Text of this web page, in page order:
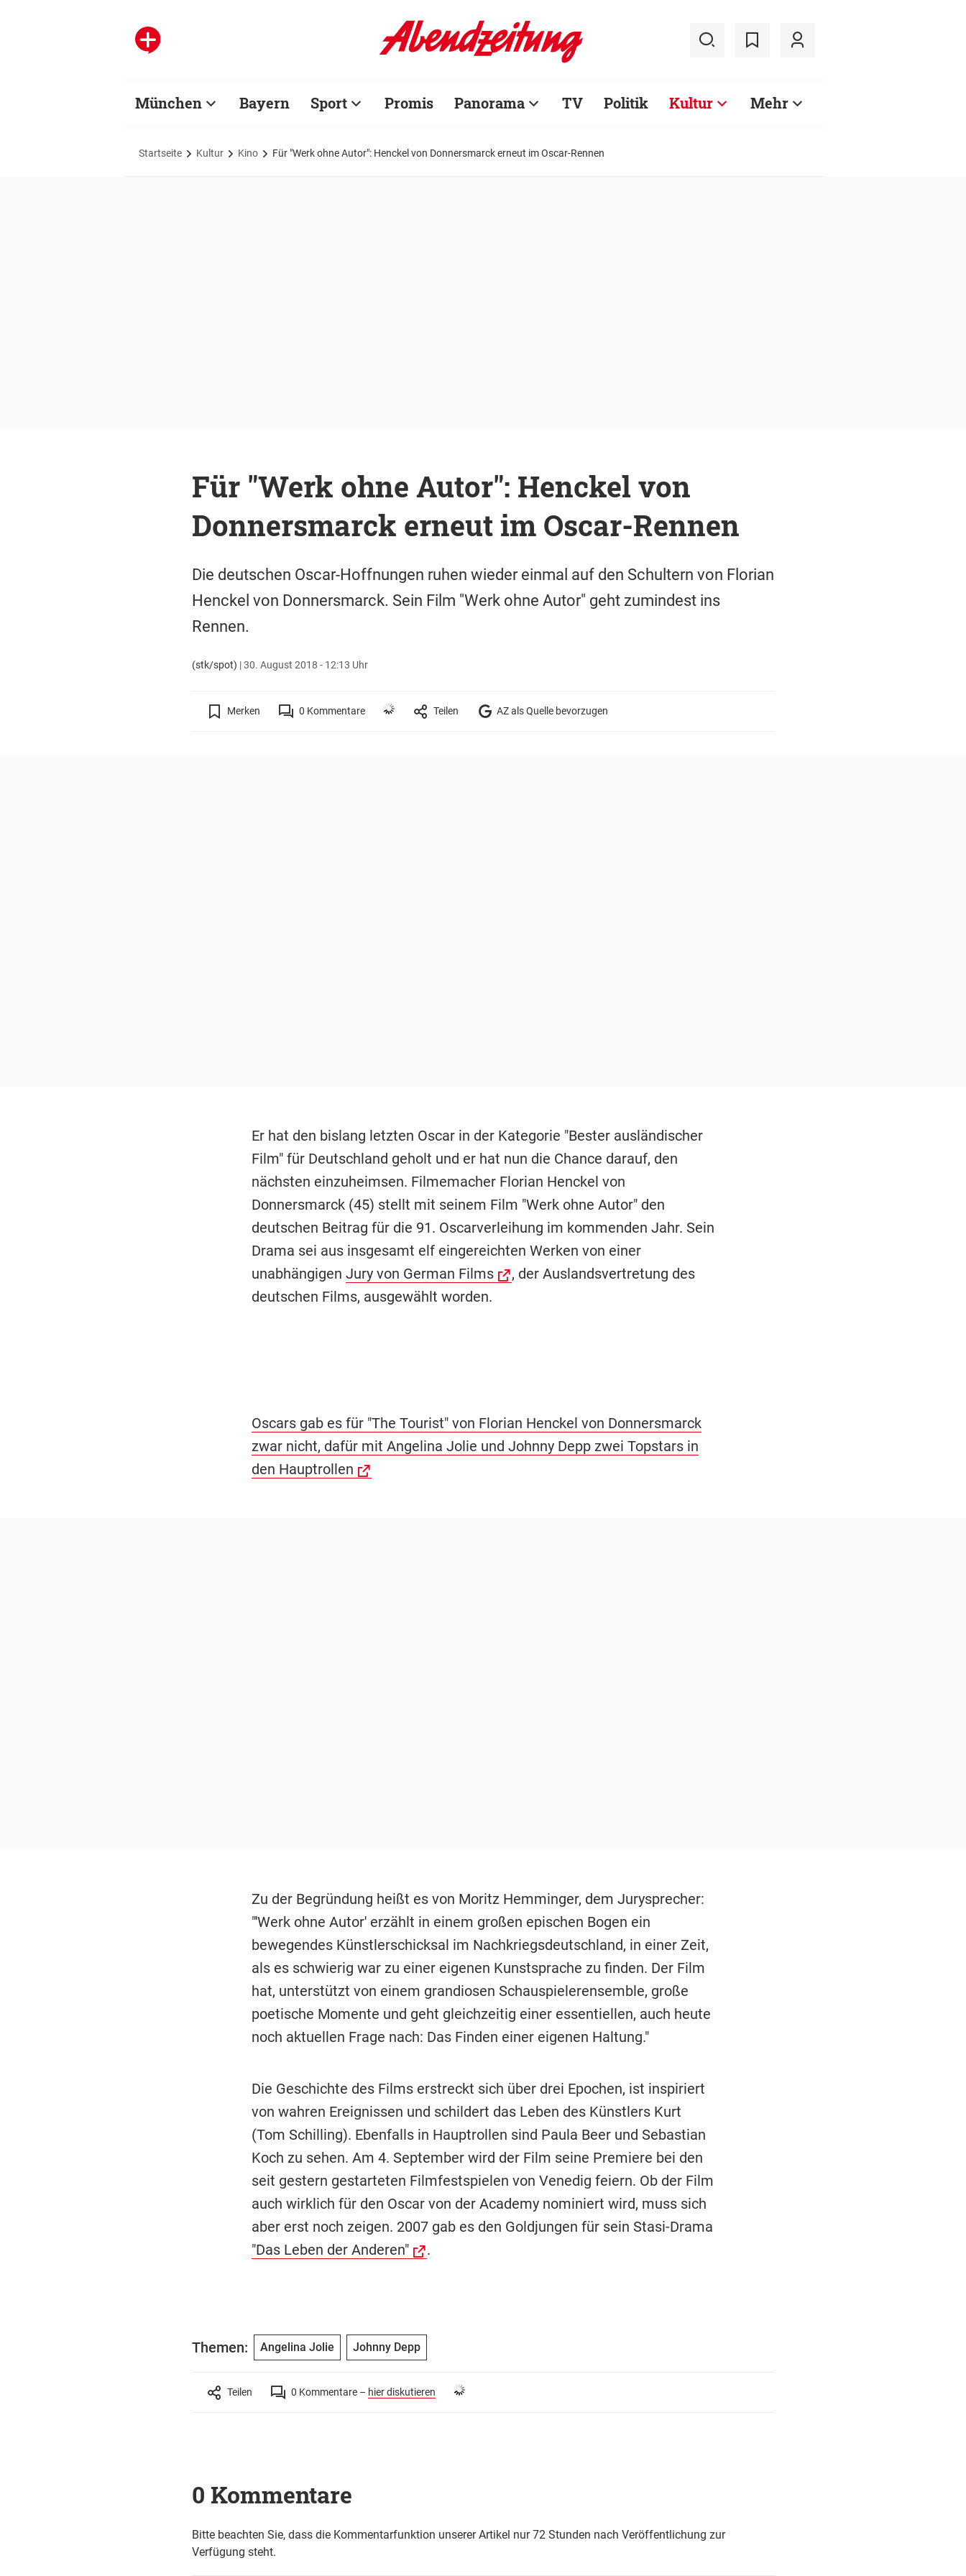
München Bayern Sport Promis Panorama TV Politik Kultur Mehr
Startseite Kultur Kino Für "Werk ohne Autor": Henckel von Donnersmarck erneut im Oscar-Rennen
Für "Werk ohne Autor": Henckel von
Donnersmarck erneut im Oscar-Rennen
Die deutschen Oscar-Hoffnungen ruhen wieder einmal auf den Schultern von Florian
Henckel von Donnersmarck. Sein Film "Werk ohne Autor" geht zumindest ins
Rennen.
(stk/spot) |30. August 2018 - 12:13 Uhr
Merken 0 Kommentare Teilen AZ als Quelle bevorzugen
Er hat den bislang letzten Oscar in der Kategorie "Bester ausländischer
Film" für Deutschland geholt und er hat nun die Chance darauf, den
nächsten einzuheimsen. Filmemacher Florian Henckel von
Donnersmarck (45) stellt mit seinem Film "Werk ohne Autor" den
deutschen Beitrag für die 91. Oscarverleihung im kommenden Jahr. Sein
Drama sei aus insgesamt elf eingereichten Werken von einer
unabhängigen Jury von German Films
, der Auslandsvertretung des
deutschen Films, ausgewählt worden.
Oscars gab es für "The Tourist" von Florian Henckel von Donnersmarck
zwar nicht, dafür mit Angelina Jolie und Johnny Depp zwei Topstars in
den Hauptrollen
Zu der Begründung heißt es von Moritz Hemminger, dem Jurysprecher:
"'Werk ohne Autor' erzählt in einem großen epischen Bogen ein
bewegendes Künstlerschicksal im Nachkriegsdeutschland, in einer Zeit,
als es schwierig war zu einer eigenen Kunstsprache zu finden. Der Film
hat, unterstützt von einem grandiosen Schauspielerensemble, große
poetische Momente und geht gleichzeitig einer essentiellen, auch heute
noch aktuellen Frage nach: Das Finden einer eigenen Haltung."
Die Geschichte des Films erstreckt sich über drei Epochen, ist inspiriert
von wahren Ereignissen und schildert das Leben des Künstlers Kurt
(Tom Schilling). Ebenfalls in Hauptrollen sind Paula Beer und Sebastian
Koch zu sehen. Am 4. September wird der Film seine Premiere bei den
seit gestern gestarteten Filmfestspielen von Venedig feiern. Ob der Film
auch wirklich für den Oscar von der Academy nominiert wird, muss sich
aber erst noch zeigen. 2007 gab es den Goldjungen für sein Stasi-Drama
"Das Leben der Anderen"
.
Themen: Angelina Jolie Johnny Depp
Teilen 0 Kommentare – hier diskutieren
0 Kommentare
Bitte beachten Sie, dass die Kommentarfunktion unserer Artikel nur 72 Stunden nach Veröffentlichung zur
Verfügung steht.